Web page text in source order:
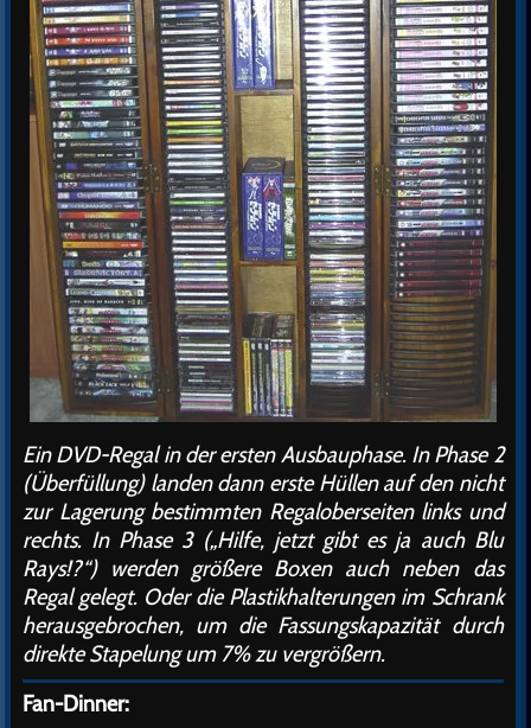
Ein DVD-Regal in der ersten Ausbauphase. In Phase 2
(Überfüllung) landen dann erste Hüllen auf den nicht
zur Lagerung bestimmten Regaloberseiten links und
rechts. In Phase 3 („Hilfe, jetzt gibt es ja auch Blu
Rays!?“) werden größere Boxen auch neben das
Regal gelegt. Oder die Plastikhalterungen im Schrank
herausgebrochen, um die Fassungskapazität durch
direkte Stapelung um 7% zu vergrößern.
Fan-Dinner: